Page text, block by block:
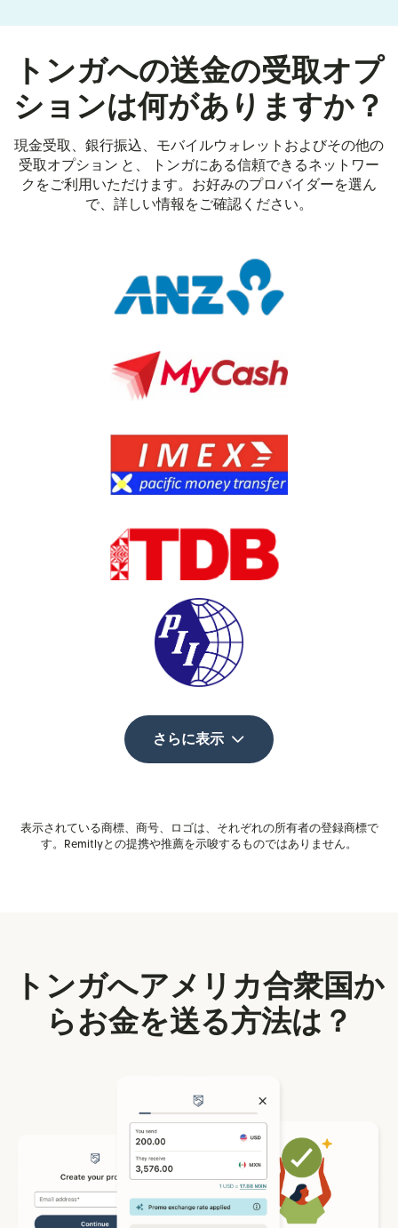
トンガへの送金の受取オプ
ションは何がありますか？
現金受取、銀行振込、モバイルウォレットおよびその他の
受取オプション と、 トンガにある信頼できるネットワー
クをご利用いただけます。お好みのプロバイダーを選ん
で、詳しい情報をご確認ください。
さらに表示
表示されている商標、商号、ロゴは、それぞれの所有者の登録商標で
す。Remitlyとの提携や推薦を示唆するものではありません。
トンガへアメリカ合衆国か
らお金を送る方法は？